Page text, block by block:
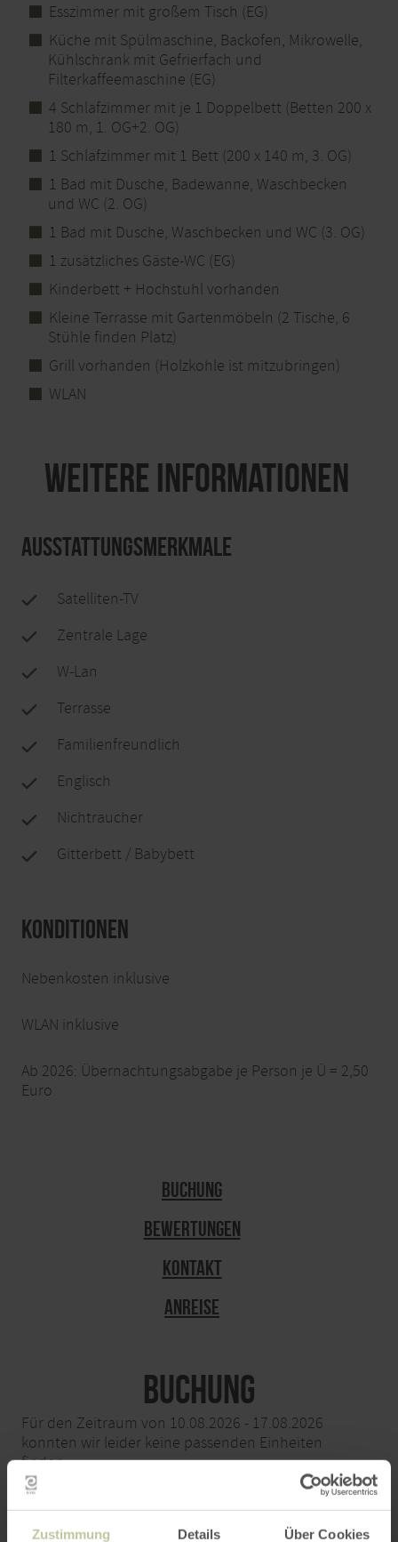
Zustimmung Details Über Cookies
Esszimmer mit großem Tisch (EG)
Küche mit Spülmaschine, Backofen, Mikrowelle,
Kühlschrank mit Gefrierfach und
Filterkaffeemaschine (EG)
4 Schlafzimmer mit je 1 Doppelbett (Betten 200 x
180 m, 1. OG+2. OG)
1 Schlafzimmer mit 1 Bett (200 x 140 m, 3. OG)
1 Bad mit Dusche, Badewanne, Waschbecken
und WC (2. OG)
1 Bad mit Dusche, Waschbecken und WC (3. OG)
1 zusätzliches Gäste-WC (EG)
Kinderbett + Hochstuhl vorhanden
Kleine Terrasse mit Gartenmöbeln (2 Tische, 6
Stühle finden Platz)
Grill vorhanden (Holzkohle ist mitzubringen)
WLAN
Weitere Informationen
Ausstattungsmerkmale
Satelliten-TV
Zentrale Lage
W-Lan
Terrasse
Familienfreundlich
Englisch
Nichtraucher
Gitterbett / Babybett
Konditionen
Nebenkosten inklusive
WLAN inklusive
Ab 2026: Übernachtungsabgabe je Person je Ü = 2,50
Euro
Buchung
Bewertungen
Kontakt
Anreise
Buchung
Für den Zeitraum von 10.08.2026 - 17.08.2026
konnten wir leider keine passenden Einheiten
finden.
Anreise